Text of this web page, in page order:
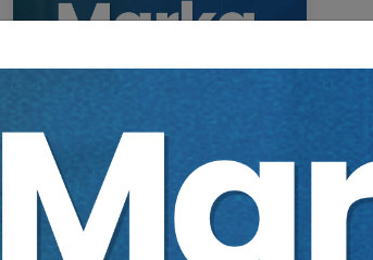
Sertifika Tekrar İzle Ekli Dosya
Marka ve Patent Vekilliği
Sınavına Hazırlık 2026 (FULL +